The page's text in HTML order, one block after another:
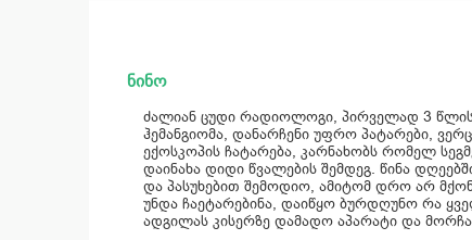
ნინო
ძალიან ცუდი რადიოლოგი, პირველად 3 წლის
ჰემანგიომა, დანარჩენი უფრო პატარები,
ექოსკოპის ჩატარება, კარნახობს რომელ
დაინახა დიდი წვალების შემდეგ. წინა
და პასუხებით შემოდიო, ამიტომ დრო არ
უნდა ჩაეტარებინა, დაიწყო ბურდღუნო რა
ადგილას კისერზე დამადო აპარატი და მორჩა.